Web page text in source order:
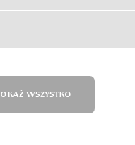
WSZYSTKO